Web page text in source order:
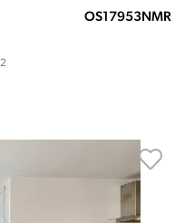
OS17953NMR
2